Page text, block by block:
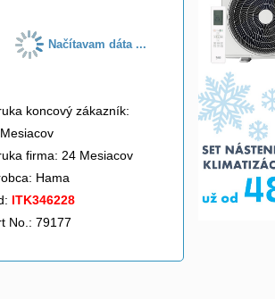
Načítavam dáta ...
koncový zákazník:
firma: 24 Mesiacov
Hama
ITK346228
No.: 79177